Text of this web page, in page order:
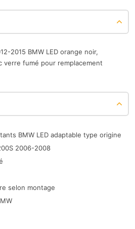
2015 BMW LED orange noir,
verre fumé pour remplacement
BMW LED adaptable type origine
2006-2008
selon montage